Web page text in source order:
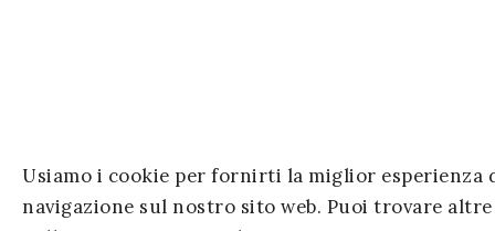
Usiamo i cookie per fornirti la miglior esperienza
navigazione sul nostro sito web. Puoi trovare